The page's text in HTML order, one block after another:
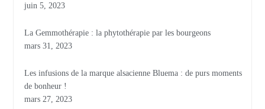
juin 5, 2023
La Gemmothérapie : la phytothérapie par les bourgeons
mars 31, 2023
Les infusions de la marque alsacienne Bluema : de purs moments
de bonheur !
mars 27, 2023